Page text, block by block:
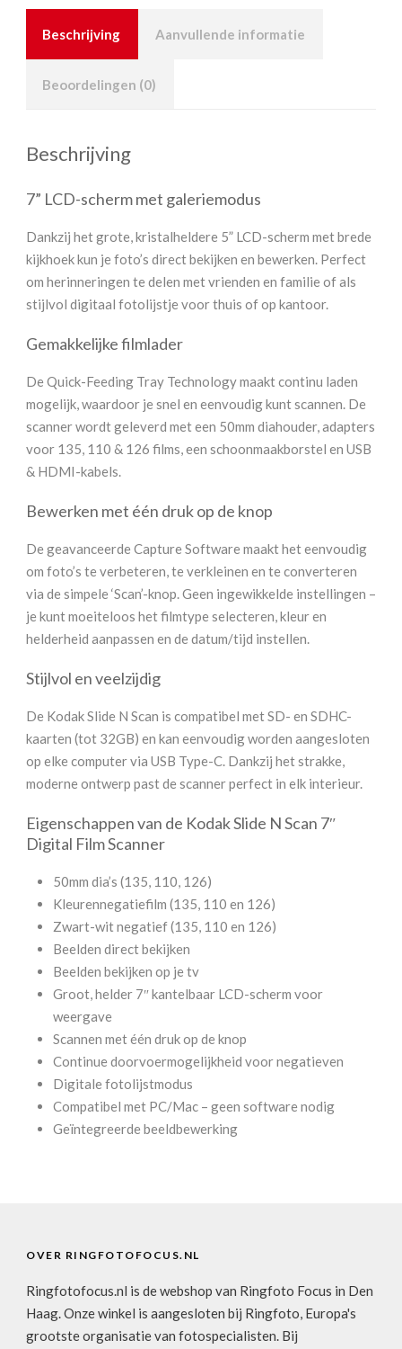
Beschrijving Aanvullende informatie
Beoordelingen (0)
Beschrijving
7” LCD-scherm met galeriemodus
Dankzij het grote, kristalheldere 5” LCD-scherm met brede
kijkhoek kun je foto’s direct bekijken en bewerken. Perfect
om herinneringen te delen met vrienden en familie of als
stijlvol digitaal fotolijstje voor thuis of op kantoor.
Gemakkelijke filmlader
De Quick-Feeding Tray Technology maakt continu laden
mogelijk, waardoor je snel en eenvoudig kunt scannen. De
scanner wordt geleverd met een 50mm diahouder, adapters
voor 135, 110 & 126 films, een schoonmaakborstel en USB
& HDMI-kabels.
Bewerken met één druk op de knop
De geavanceerde Capture Software maakt het eenvoudig
om foto’s te verbeteren, te verkleinen en te converteren
via de simpele ‘Scan’-knop. Geen ingewikkelde instellingen –
je kunt moeiteloos het filmtype selecteren, kleur en
helderheid aanpassen en de datum/tijd instellen.
Stijlvol en veelzijdig
De Kodak Slide N Scan is compatibel met SD- en SDHC-
kaarten (tot 32GB) en kan eenvoudig worden aangesloten
op elke computer via USB Type-C. Dankzij het strakke,
moderne ontwerp past de scanner perfect in elk interieur.
Eigenschappen van de Kodak Slide N Scan 7″
Digital Film Scanner
50mm dia’s (135, 110, 126)
Kleurennegatiefilm (135, 110 en 126)
Zwart-wit negatief (135, 110 en 126)
Beelden direct bekijken
Beelden bekijken op je tv
Groot, helder 7″ kantelbaar LCD-scherm voor
weergave
Scannen met één druk op de knop
Continue doorvoermogelijkheid voor negatieven
Digitale fotolijstmodus
Compatibel met PC/Mac – geen software nodig
Geïntegreerde beeldbewerking
OVER RINGFOTOFOCUS.NL
Ringfotofocus.nl is de webshop van Ringfoto Focus in Den
Haag. Onze winkel is aangesloten bij Ringfoto, Europa's
grootste organisatie van fotospecialisten. Bij